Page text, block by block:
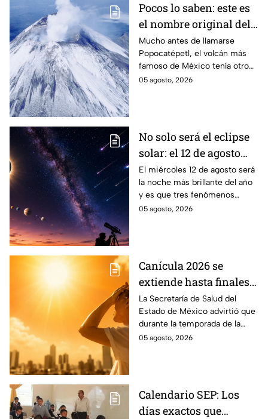
Pocos lo saben: este es
el nombre original del
volcán Popocatépetl
Mucho antes de llamarse
Popocatépetl, el volcán más
famoso de México tenía otro
nombre que pocos conocen y
05 agosto, 2026
No solo será el eclipse
solar: el 12 de agosto
ocurrirán tres
fenómenos
astronómicos que
México sí podrá ver
El miércoles 12 de agosto será
la noche más brillante del año
y es que tres fenómenos
astronómicos ocurrirán el
05 agosto, 2026
Canícula 2026 se
extiende hasta finales
de agosto: estas son las
enfermedades más
comunes de la
temporada
La Secretaría de Salud del
Estado de México advirtió que
durante la temporada de la
canícula 2026 suelen aumentar
05 agosto, 2026
Calendario SEP: Los
días exactos que